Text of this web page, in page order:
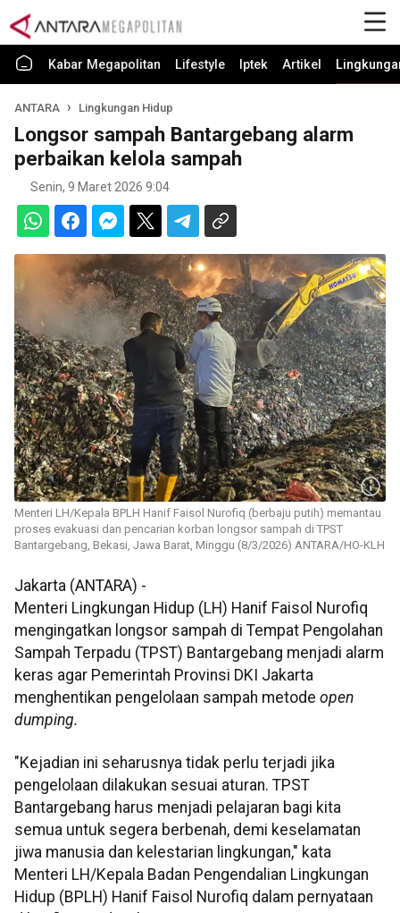
Kabar Megapolitan Lifestyle Iptek Artikel
ANTARA Lingkungan Hidup
Longsor sampah Bantargebang alarm
perbaikan kelola sampah
Senin, 9 Maret 2026 9:04
Menteri LH/Kepala BPLH Hanif Faisol Nurofiq (berbaju putih) memantau
proses evakuasi dan pencarian korban longsor sampah di TPST
Bantargebang, Bekasi, Jawa Barat, Minggu (8/3/2026) ANTARA/HO-KLH
Jakarta (ANTARA) -
Menteri Lingkungan Hidup (LH) Hanif Faisol Nurofiq
mengingatkan longsor sampah di Tempat Pengolahan
Sampah Terpadu (TPST) Bantargebang menjadi alarm
keras agar Pemerintah Provinsi DKI Jakarta
menghentikan pengelolaan sampah metode open
dumping.
"Kejadian ini seharusnya tidak perlu terjadi jika
pengelolaan dilakukan sesuai aturan. TPST
Bantargebang harus menjadi pelajaran bagi kita
semua untuk segera berbenah, demi keselamatan
jiwa manusia dan kelestarian lingkungan," kata
Menteri LH/Kepala Badan Pengendalian Lingkungan
Hidup (BPLH) Hanif Faisol Nurofiq dalam pernyataan